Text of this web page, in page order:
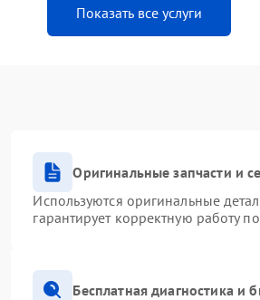
Показать все услуги
Оригинальные запчасти и
Используются оригинальные
гарантирует корректную работу
Бесплатная диагностика и